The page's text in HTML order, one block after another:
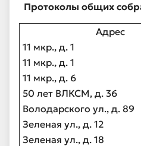
Протоколы общих
Адрес
11 мкр., д. 1
11 мкр., д. 1
11 мкр., д. 6
50 лет ВЛКСМ, д. 36
Володарского ул., д. 89
Зеленая ул., д. 12
Зеленая ул., д. 18